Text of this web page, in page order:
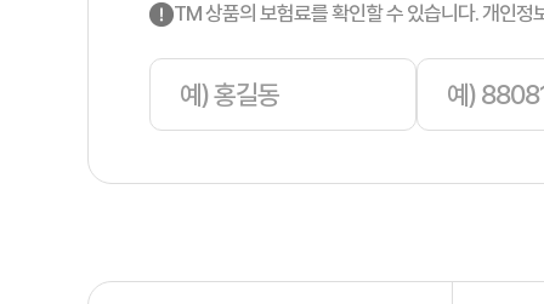
TM 상품의 보험료를 확인할 수 있습니다. 개인